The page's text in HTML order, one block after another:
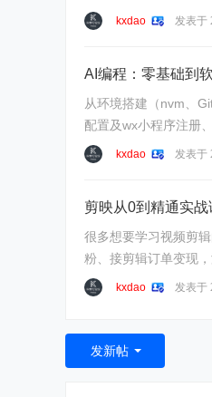
kxdao 发表于
AI编程：零基础到
从环境搭建（nvm、
配置及wx小程序注册
kxdao 发表于
剪映从0到精通实
很多想要学习视频剪
粉、接剪辑订单变现
kxdao 发表于
发新帖